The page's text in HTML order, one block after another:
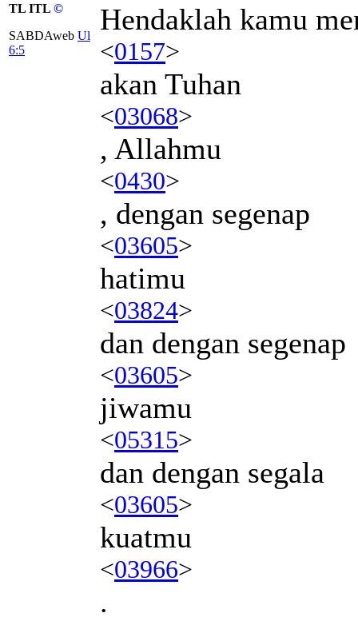
TL ITL ©
SABDAweb Ul
6:5
Hendaklah kamu
<0157>
akan Tuhan
<03068>
, Allahmu
<0430>
, dengan segenap
<03605>
hatimu
<03824>
dan dengan segenap
<03605>
jiwamu
<05315>
dan dengan segala
<03605>
kuatmu
<03966>
.